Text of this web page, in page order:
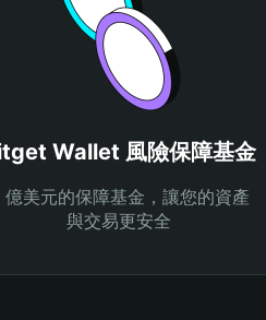
Wallet 風險保障基金
億美元的保障基金，讓您的資產
與交易更安全